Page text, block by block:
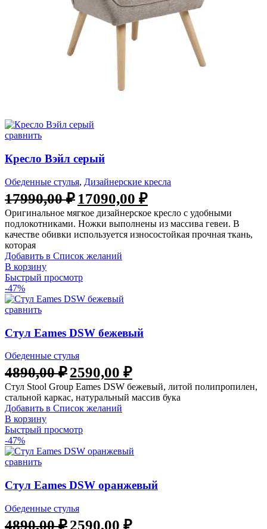
сравнить
Кресло Вэйл серый
Обеденные стулья, Дизайнерские кресла
17990,00₽ 17090,00 ₽
Оригинальное мягкое дизайнерское кресло с удобными
подлокотниками. Ножки выполнены из массива гевеи. В
качестве обивки используется износостойкая прочная ткань,
которая
Добавить в Список желаний
В корзину
Быстрый просмотр
-47%
сравнить
Стул Eames DSW бежевый
Обеденные стулья
4890,00₽2590,00 ₽
Стул Stool Group Eames DSW бежевый, литой полипропилен,
стальной каркас, натуральный массив бука
Добавить в Список желаний
В корзину
Быстрый просмотр
-47%
сравнить
Стул Eames DSW оранжевый
Обеденные стулья
4890,00₽2590,00 ₽